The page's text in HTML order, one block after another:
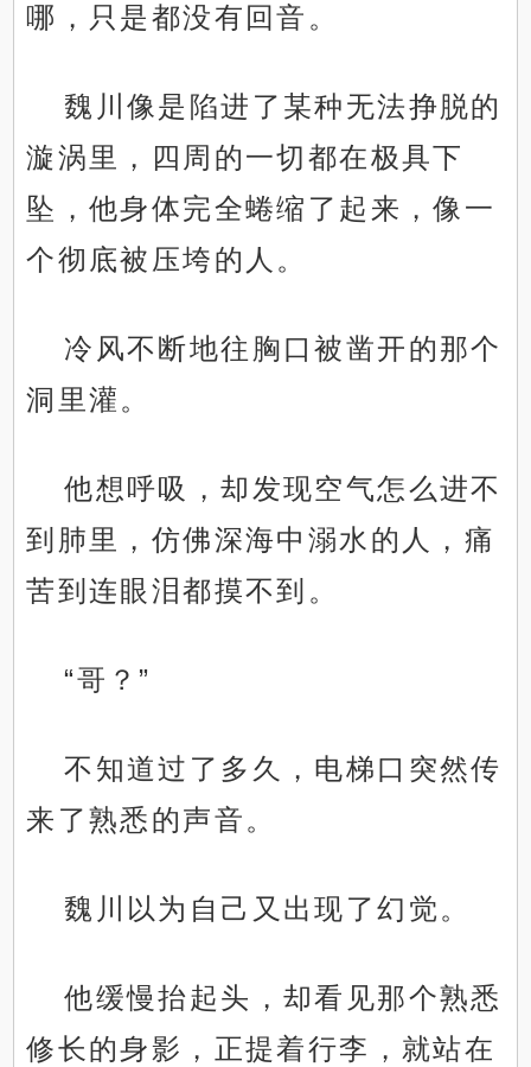
哪，只是都没有回音。
魏川像是陷进了某种无法挣脱的
漩涡里，四周的一切都在极具下
坠，他身体完全蜷缩了起来，像一
个彻底被压垮的人。
冷风不断地往胸口被凿开的那个
洞里灌。
他想呼吸，却发现空气怎么进不
到肺里，仿佛深海中溺水的人，痛
苦到连眼泪都摸不到。
“哥？”
不知道过了多久，电梯口突然传
来了熟悉的声音。
魏川以为自己又出现了幻觉。
他缓慢抬起头，却看见那个熟悉
修长的身影，正提着行李，就站在